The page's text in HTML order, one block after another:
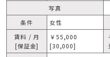
写真
条件
女性
賃料 / 月
[保証金]
￥55,000
[30,000]